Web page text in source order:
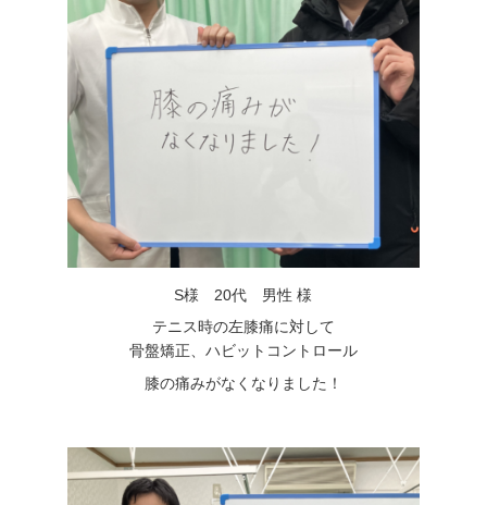
S様 20代 男性 様
テニス時の左膝痛に対して
骨盤矯正、ハビットコントロール
膝の痛みがなくなりました！